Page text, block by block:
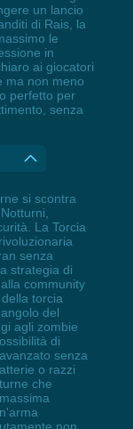
un lancio
di Rais, la
le
in
ai giocatori
ma non meno
perfetto per
senza
si scontra
La Torcia
senza
strategia di
community
torcia
del
agli zombie
di
senza
o razzi
che